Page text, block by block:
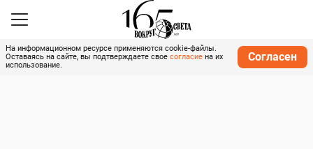
На информационном ресурсе применяются cookie-файлы.
Оставаясь на сайте, вы подтверждаете свое согласие на их
использование.
Согласен